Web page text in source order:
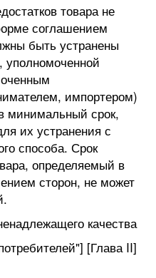
товара не
соглашением
быть устранены
уполномоченной
импортером)
минимальный срок,
их устранения с
способа. Срок
определяемый в
сторон, не может
качества
[Глава II]